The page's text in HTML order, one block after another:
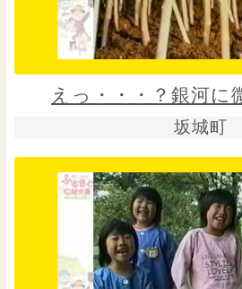
えっ・・・？銀河に
坂城町